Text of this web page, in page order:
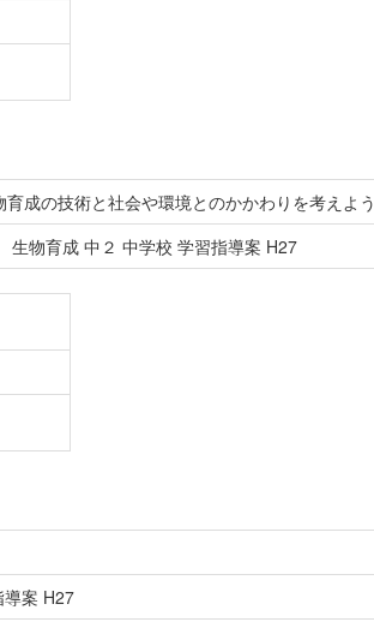
成の技術と社会や環境とのかかわりを考えよう
生物育成 中２ 中学校 学習指導案 H27
案 H27